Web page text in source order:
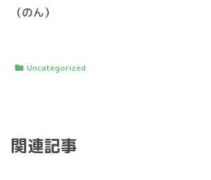
（のん）
Uncategorized
関連記事